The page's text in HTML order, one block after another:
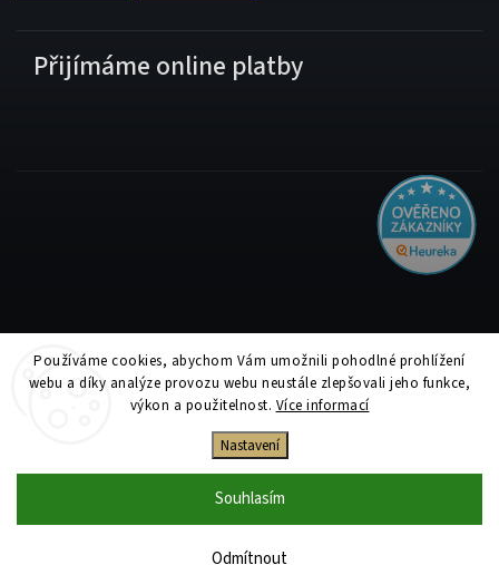
Používáme cookies, abychom Vám umožnili pohodlné prohlížení
webu a díky analýze provozu webu neustále zlepšovali jeho funkce,
výkon a použitelnost. Více informací
Nastavení
Odmítnout
Souhlasím
Přijímáme online platby
Copyright 2026Tiskolino.cz. Všechna práva vyhrazena.
Upravit nastavení cookies
| DesignShoptak.cz